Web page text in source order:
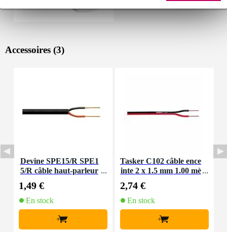
Accessoires (3)
Devine SPE15/R SPE1
5/R câble haut-parleur
1,49 €
En stock
+
Tasker C102 câble ence
inte 2 x 1.5 mm 1.00 mè
2,74 €
En stock
+